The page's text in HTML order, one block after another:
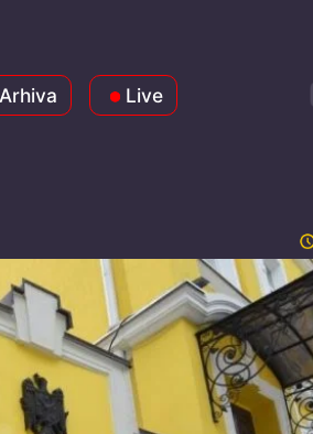
Arhiva Live